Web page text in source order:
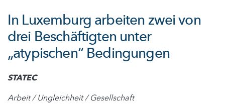
In Luxemburg arbeiten zwei von
drei Beschäftigten unter
„atypischen“ Bedingungen
STATEC
Arbeit / Ungleichheit / Gesellschaft